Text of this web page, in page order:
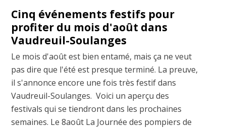
Cinq événements festifs pour
profiter du mois d'août dans
Vaudreuil-Soulanges
Le mois d'août est bien entamé, mais ça ne veut
pas dire que l'été est presque terminé. La preuve,
il s'annonce encore une fois très festif dans
Vaudreuil-Soulanges. Voici un aperçu des
festivals qui se tiendront dans les prochaines
semaines. Le 8août La Journée des pompiers de